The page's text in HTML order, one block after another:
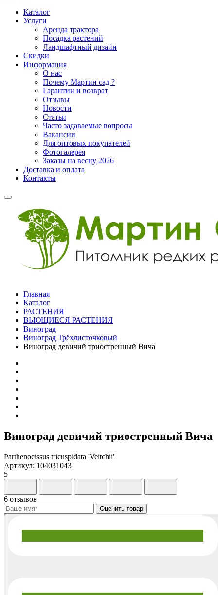
Каталог
Услуги
Аренда трактора
Посадка растений
Ландшафтный дизайн
Скидки
Информация
О нас
Почему Мартин сад ?
Гарантии и возврат
Отзывы
Новости
Статьи
Часто задаваемые вопросы
Вакансии
Для оптовых покупателей
Фотогалерея
Заказы на весну 2026
Доставка и оплата
Контакты
Главная
Каталог
РАСТЕНИЯ
ВЬЮЩИЕСЯ РАСТЕНИЯ
Виноград
Виноград Трёхлисточковый
Виноград девичий триостренный Вича
Виноград девичий триостренный Вича
Parthenocissus tricuspidata 'Veitchii'
Артикул: 104031043
5
6 отзывов